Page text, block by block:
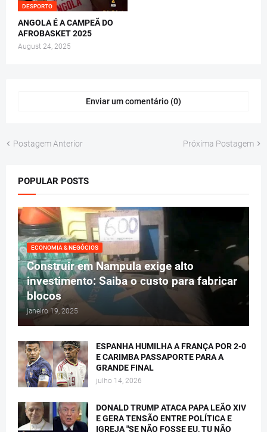
DESPORTO
ANGOLA É A CAMPEÃ DO
AFROBASKET 2025
August 24, 2025
Enviar um comentário (0)
Postagem Anterior Próxima Postagem
POPULAR POSTS
ECONOMIA & NEGÓCIOS
Construir em Nampula exige alto
investimento: Saiba o custo para fabricar
blocos
janeiro 19, 2025
ESPANHA HUMILHA A FRANÇA POR 2-0
E CARIMBA PASSAPORTE PARA A
GRANDE FINAL
julho 14, 2026
DONALD TRUMP ATACA PAPA LEÃO XIV
E GERA TENSÃO ENTRE POLÍTICA E
IGREJA "SE NÃO FOSSE EU, TU NÃO